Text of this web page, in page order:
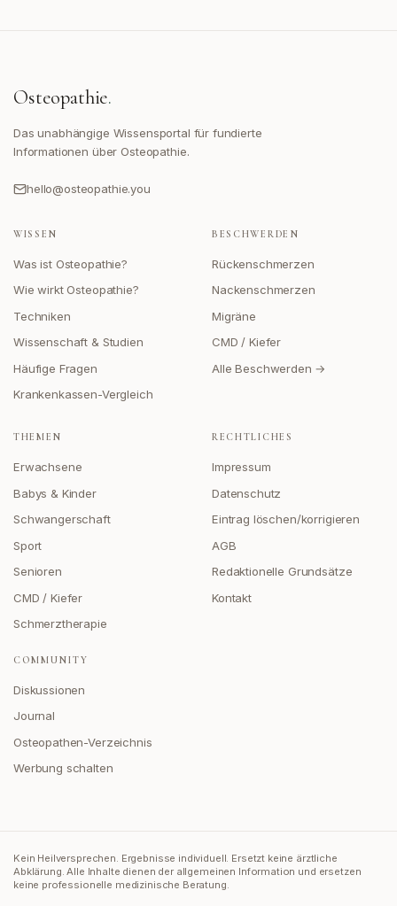
Osteopathie.
Das unabhängige Wissensportal für fundierte
Informationen über Osteopathie.
hello@osteopathie.you
WISSEN
Was ist Osteopathie?
Wie wirkt Osteopathie?
Techniken
Wissenschaft & Studien
Häufige Fragen
Krankenkassen-Vergleich
BESCHWERDEN
Rückenschmerzen
Nackenschmerzen
Migräne
CMD / Kiefer
Alle Beschwerden →
THEMEN
Erwachsene
Babys & Kinder
Schwangerschaft
Sport
Senioren
CMD / Kiefer
Schmerztherapie
COMMUNITY
Diskussionen
Journal
Osteopathen-Verzeichnis
Werbung schalten
RECHTLICHES
Impressum
Datenschutz
Eintrag löschen/korrigieren
AGB
Redaktionelle Grundsätze
Kontakt
Kein Heilversprechen. Ergebnisse individuell. Ersetzt keine ärztliche
Abklärung. Alle Inhalte dienen der allgemeinen Information und ersetzen
keine professionelle medizinische Beratung.